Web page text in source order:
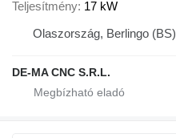
Teljesítmény 17 kW
Olaszország, Berlingo (BS)
DE-MA CNC S.R.L.